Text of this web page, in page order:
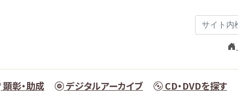
顕彰・助成 デジタルアーカイブ CD・DVDを探す